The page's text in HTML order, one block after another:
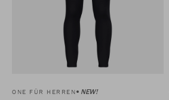
ONE FÜR HERREN NEW!